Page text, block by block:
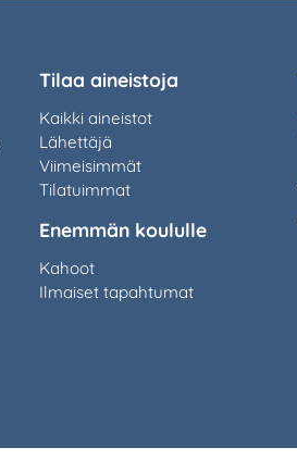
Tilaa aineistoja
Kaikki aineistot
Lähettäjä
Viimeisimmät
Tilatuimmat
Enemmän koululle
Kahoot
Ilmaiset tapahtumat